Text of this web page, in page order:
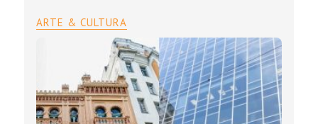
ARTE & CULTURA